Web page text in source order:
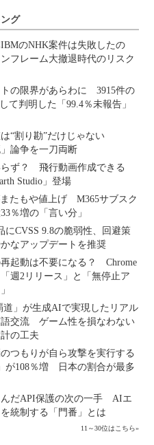
グ
のNHK案件は失敗したの
フレーム大撤退時代のリスク
の限界があらわに 3915件の
て判明した「99.4％未報告」
は“割り勘”だけじゃない
」論争を一刀両断
らず？ 飛行動画作成できる
Studio」登場
たもや値上げ M365サブスク
％増の「言い分」
にCVSS 9.8の脆弱性、回避策
なアップデートを推奨
起動は不要になる？ Chrome
週2リリース」と「無停止ア
道」が生成AIで実現したリアル
語交流 ゲーム性を損なわない
の工夫
つもりが自ら攻撃を実行する
が108％増 日本の割合が最多
んだAPI保護の次の一手 AIエ
統制する「門番」とは
11～30位はこちら»